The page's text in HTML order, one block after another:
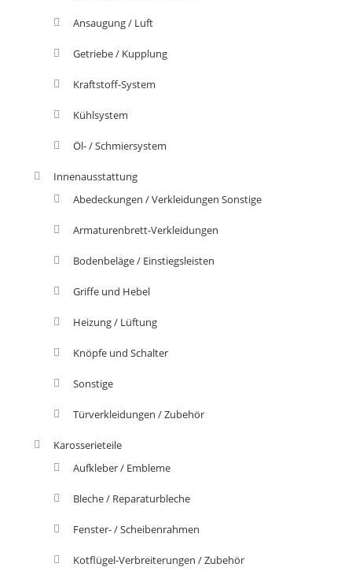
Ansaugung / Luft
Getriebe / Kupplung
Kraftstoff-System
Kühlsystem
Öl- / Schmiersystem
Innenausstattung
Abedeckungen / Verkleidungen Sonstige
Armaturenbrett-Verkleidungen
Bodenbeläge / Einstiegsleisten
Griffe und Hebel
Heizung / Lüftung
Knöpfe und Schalter
Sonstige
Türverkleidungen / Zubehör
Karosserieteile
Aufkleber / Embleme
Bleche / Reparaturbleche
Fenster- / Scheibenrahmen
Kotflügel-Verbreiterungen / Zubehör